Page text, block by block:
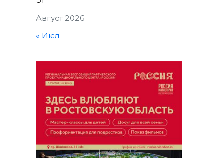
Август 2026
« Июл